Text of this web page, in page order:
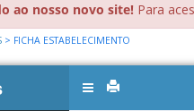
ao nosso novo site!Para
> FICHA ESTABELECIMENTO
Toggle